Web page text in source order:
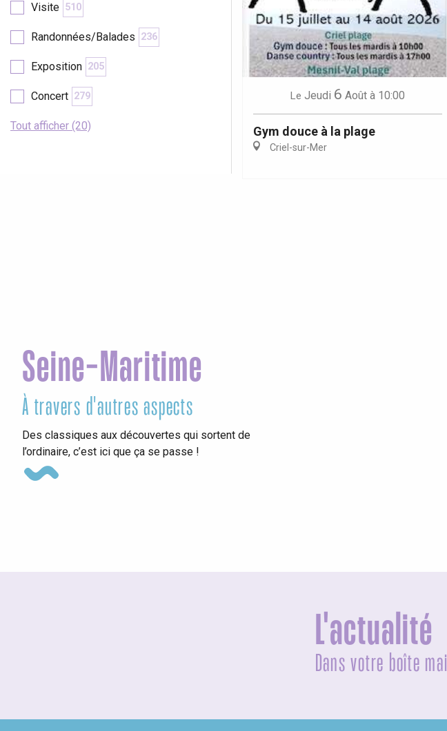
Visite 510
Randonnées/Balades 236
Exposition 205
Concert 279
Tout afficher (20)
Le Jeudi 6 Août à 10:00
Gym douce à la plage
Criel-sur-Mer
Seine-Maritime
À travers d'autres aspects
Des classiques aux découvertes qui sortent de
l’ordinaire, c’est ici que ça se passe !
L'actualité
Dans votre boîte mail